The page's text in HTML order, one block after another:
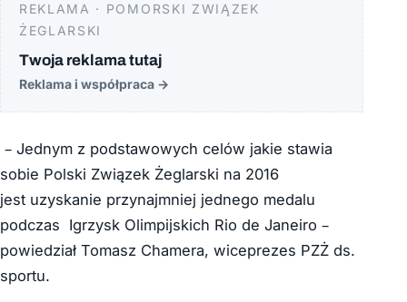
REKLAMA · POMORSKI ZWIĄZEK
ŻEGLARSKI
Twoja reklama tutaj
Reklama i współpraca →
– Jednym z podstawowych celów jakie stawia
sobie Polski Związek Żeglarski na 2016
jest uzyskanie przynajmniej jednego medalu
podczas Igrzysk Olimpijskich Rio de Janeiro –
powiedział Tomasz Chamera, wiceprezes PZŻ ds.
sportu.